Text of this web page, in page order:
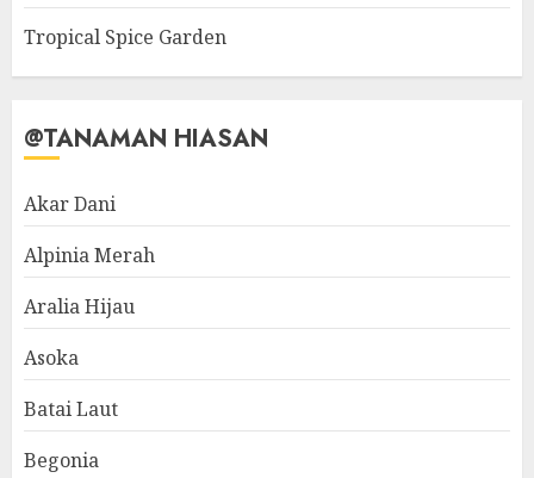
Tropical Spice Garden
@TANAMAN HIASAN
Akar Dani
Alpinia Merah
Aralia Hijau
Asoka
Batai Laut
Begonia